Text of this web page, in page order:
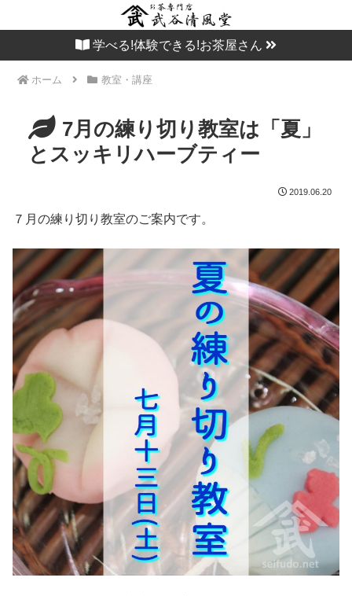
学べる!体験できる!お茶屋さん
ホーム 教室・講座
7月の練り切り教室は「夏」
とスッキリハーブティー
2019.06.20
７月の練り切り教室のご案内です。